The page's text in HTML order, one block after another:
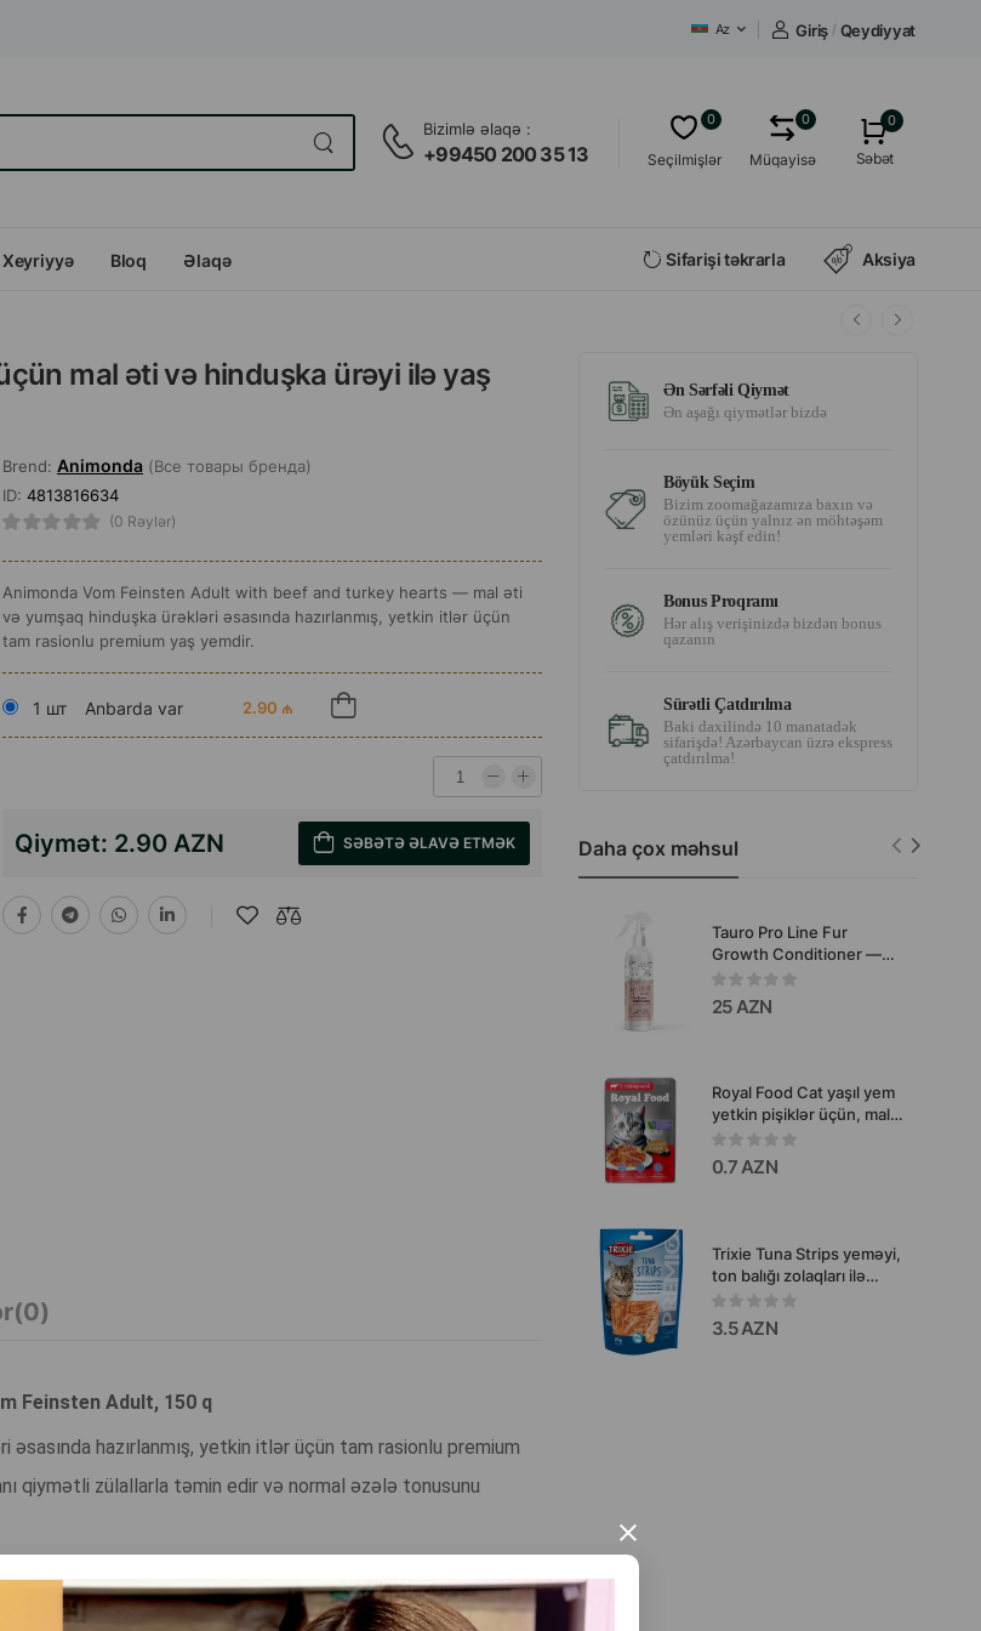
×
Az Giriş / Qeydiyyat
Bizimlə əlaqə :
+99450 200 35 13 Seçilmişlər
0
Müqayisə
0 0
Səbət
Xeyriyyə Bloq Əlaqə Sifarişi təkrarla Aksiya
mal əti və hinduşka ürəyi ilə yaş
Brend: Animonda (Все товары бренда)
ID: 4813816634
(0 Rəylər)
Animonda Vom Feinsten Adult with beef and turkey hearts — mal əti
və yumşaq hinduşka ürəkləri əsasında hazırlanmış, yetkin itlər üçün
tam rasionlu premium yaş yemdir.
1 шт Anbarda var 2.90 ₼
Qiymət: 2.90 AZN SƏBƏTƏ ƏLAVƏ ETMƏK
Feinsten Adult, 150 q
hazırlanmış, yetkin itlər üçün tam rasionlu premium
qiymətli zülallarla təmin edir və normal əzələ tonusunu
Ən Sərfəli Qiymət
Ən aşağı qiymətlər bizdə
Böyük Seçim
Bizim zoomağazamıza baxın və
özünüz üçün yalnız ən möhtəşəm
yemləri kəşf edin!
Bonus Proqramı
Hər alış verişinizdə bizdən bonus
qazanın
Sürətli Çatdırılma
Baki daxilində 10 manatadək
sifarişdə! Azərbaycan üzrə ekspress
çatdırılma!
Daha çox məhsul
Tauro Pro Line Fur
Growth Conditioner —
itlərin və pişiklərin
tüklərinin böyüməsini
gücləndirən kondisioner
25 AZN
Royal Food Cat yaşıl yem
yetkin pişiklər üçün, mal
əti ilə jele 75 qr.
0.7 AZN
Trixie Tuna Strips yeməyi,
ton balığı zolaqları ilə
pişiklərin 20 qr.
3.5 AZN